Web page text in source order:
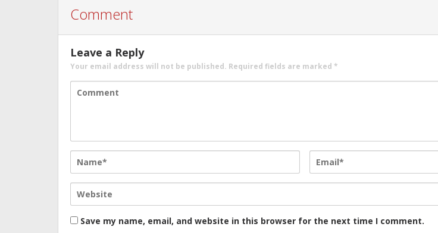
Comment
Leave a Reply
Your email address will not be published. Required fields are marked *
Save my name, email, and website in this browser for the next time I comment.